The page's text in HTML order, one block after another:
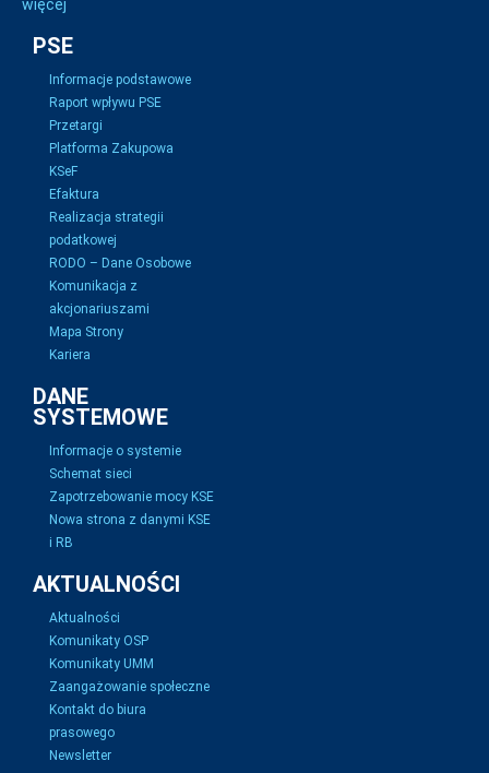
więcej
PSE
Informacje podstawowe
Raport wpływu PSE
Przetargi
Platforma Zakupowa
KSeF
Efaktura
Realizacja strategii
podatkowej
RODO – Dane Osobowe
Komunikacja z
akcjonariuszami
Mapa Strony
Kariera
DANE
SYSTEMOWE
Informacje o systemie
Schemat sieci
Zapotrzebowanie mocy KSE
Nowa strona z danymi KSE
i RB
AKTUALNOŚCI
Aktualności
Komunikaty OSP
Komunikaty UMM
Zaangażowanie społeczne
Kontakt do biura
prasowego
Newsletter